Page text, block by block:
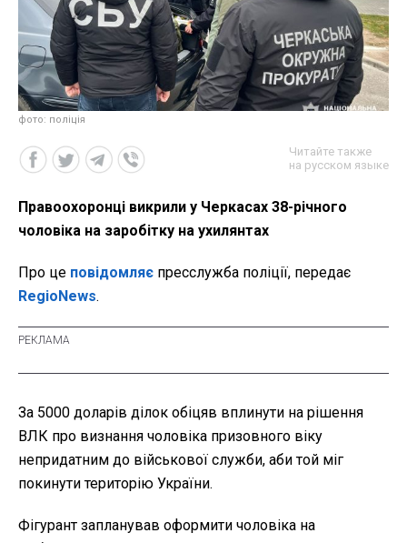
фото: поліція
Читайте также
на русском языке
Правоохоронці викрили у Черкасах 38-річного
чоловіка на заробітку на ухилянтах
Про це повідомляє пресслужба поліції, передає
RegioNews.
За 5000 доларів ділок обіцяв вплинути на рішення
ВЛК про визнання чоловіка призовного віку
непридатним до військової служби, аби той міг
покинути територію України.
Фігурант запланував оформити чоловіка на